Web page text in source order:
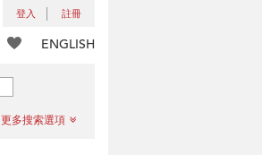
登入 註冊
ENGLISH
更多搜索選項